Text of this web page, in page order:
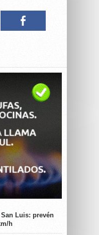
Luis: prevén
h